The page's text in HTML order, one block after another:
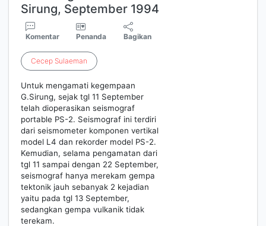
Sirung, September 1994
Komentar Penanda Bagikan
Cecep Sulaeman
Untuk mengamati kegempaan
G.Sirung, sejak tgl 11 September
telah dioperasikan seismograf
portable PS-2. Seismograf ini terdiri
dari seismometer komponen vertikal
model L4 dan rekorder model PS-2.
Kemudian, selama pengamatan dari
tgl 11 sampai dengan 22 September,
seismograf hanya merekam gempa
tektonik jauh sebanyak 2 kejadian
yaitu pada tgl 13 September,
sedangkan gempa vulkanik tidak
terekam.